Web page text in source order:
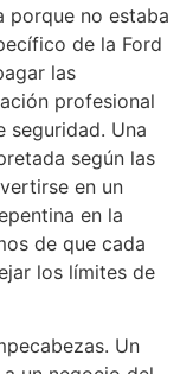
porque no estaba
de la Ford
las
profesional
seguridad. Una
según las
en un
en la
de que cada
los límites de
Un